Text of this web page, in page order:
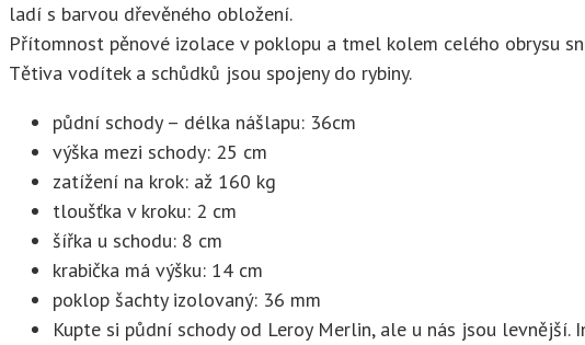
ladí s barvou dřevěného obložení.
Přítomnost pěnové izolace v poklopu a tmel kolem celého obrysu
Tětiva vodítek a schůdků jsou spojeny do rybiny.
půdní schody – délka nášlapu: 36cm
výška mezi schody: 25 cm
zatížení na krok: až 160 kg
tloušťka v kroku: 2 cm
šířka u schodu: 8 cm
krabička má výšku: 14 cm
poklop šachty izolovaný: 36 mm
Kupte si půdní schody od Leroy Merlin, ale u nás jsou levnější.